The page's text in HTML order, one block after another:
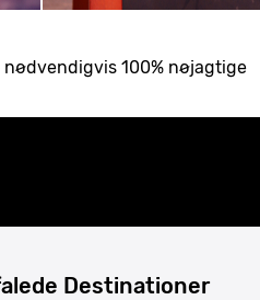
nødvendigvis 100% nøjagtige
Destinationer